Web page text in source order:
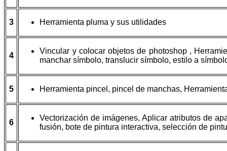
3 Herramienta pluma y sus utilidades
4
Vincular y colocar objetos de photoshop ,
manchar símbolo, translucir símbolo, estilo a
5 Herramienta pincel, pincel de manchas,
6
Vectorización de imágenes, Aplicar atributos de
fusión, bote de pintura interactiva, selección de